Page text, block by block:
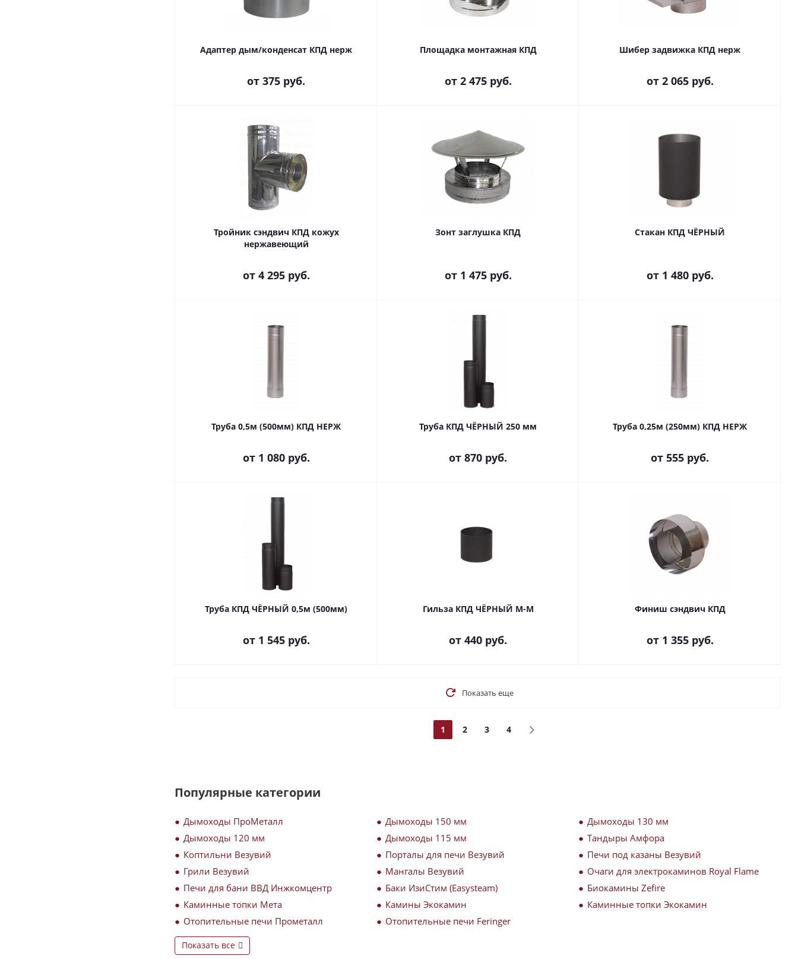
Адаптер дым/конденсат КПД нерж
от 375 руб.
Площадка монтажная КПД
от 2 475 руб.
Шибер задвижка КПД нерж
от 2 065 руб.
Тройник сэндвич КПД кожух
нержавеющий
от 4 295 руб.
Зонт заглушка КПД
от 1 475 руб.
Стакан КПД ЧЁРНЫЙ
от 1 480 руб.
Труба 0,5м (500мм) КПД НЕРЖ
от 1 080 руб.
Труба КПД ЧЁРНЫЙ 250 мм
от 870 руб.
Труба 0,25м (250мм) КПД НЕРЖ
от 555 руб.
Труба КПД ЧЁРНЫЙ 0,5м (500мм)
от 1 545 руб.
Гильза КПД ЧЁРНЫЙ М-М
от 440 руб.
Финиш сэндвич КПД
от 1 355 руб.
Показать еще
1 2 3 4
Популярные категории
Дымоходы ПроМеталл Дымоходы 150 мм
Дымоходы 130 мм
Дымоходы 120 мм
Дымоходы 115 мм
Тандыры Амфора
Коптильни Везувий
Порталы для печи Везувий
Печи под казаны Везувий
Грили Везувий
Мангалы Везувий
Очаги для электрокаминов Royal Flame
Печи для бани ВВД Инжкомцентр
Баки ИзиСтим (Easysteam)
Биокамины Zefire
Каминные топки Мета
Камины Экокамин
Каминные топки Экокамин
Отопительные печи Прометалл
Отопительные печи Feringer
Показать все